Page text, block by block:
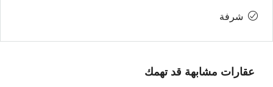
شرفة
عقارات مشابهة قد تهمك